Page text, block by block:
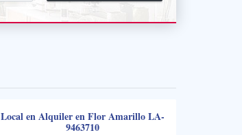
Local en Alquiler en Flor Amarillo LA-
9463710